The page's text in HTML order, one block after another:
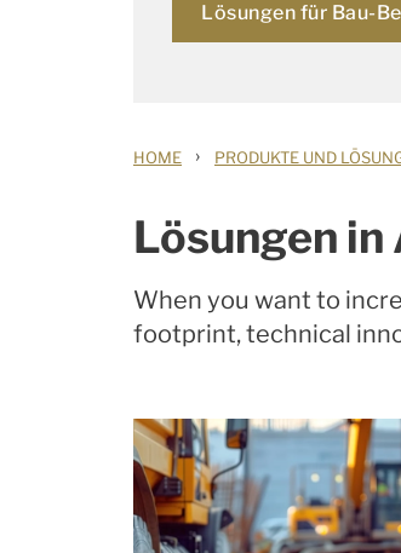
Lösungen für Bau-
HOME › PRODUKTE UND
Lösungen
When you want to
footprint, technical